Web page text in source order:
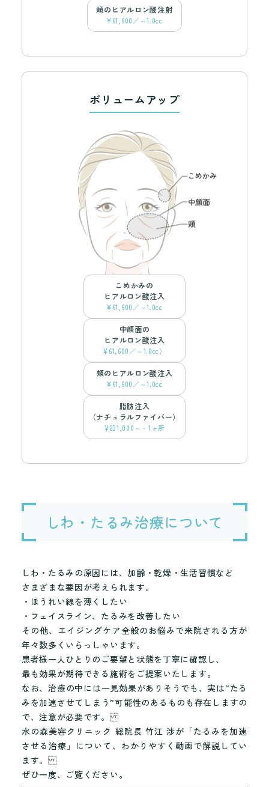
頬のヒアルロン酸注射
¥61,600／～1.0cc
ボリュームアップ
こめかみの
ヒアルロン酸注入
¥61,600／～1.0cc
中顔面の
ヒアルロン酸注入
¥61,600／～1.0cc）
頬のヒアルロン酸注入
¥61,600／～1.0cc
脂肪注入
（ナチュラルファイバー）
¥231,000～・1ヶ所
しわ・たるみ治療について
しわ・たるみの原因には、加齢・乾燥・生活習慣など
さまざまな要因が考えられます。
・ほうれい線を薄くしたい
・フェイスライン、たるみを改善したい
その他、エイジングケア全般のお悩みで来院される方が
年々数多くいらっしゃいます。
患者様一人ひとりのご要望と状態を丁寧に確認し、
最も効果が期待できる施術をご提案いたします。
なお、治療の中には一見効果がありそうでも、実は“たる
みを加速させてしまう”可能性のあるものも存在しますの
で、注意が必要です。
水の森美容クリニック 総院長 竹江 渉が「たるみを加速
させる治療」について、わかりやすく動画で解説してい
ます。
ぜひ一度、ご覧ください。